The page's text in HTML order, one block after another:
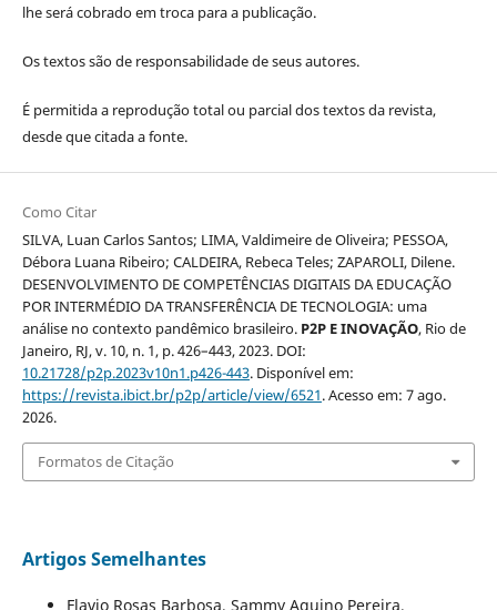
lhe será cobrado em troca para a publicação.
Os textos são de responsabilidade de seus autores.
É permitida a reprodução total ou parcial dos textos da revista,
desde que citada a fonte.
Como Citar
SILVA, Luan Carlos Santos; LIMA, Valdimeire de Oliveira; PESSOA,
Débora Luana Ribeiro; CALDEIRA, Rebeca Teles; ZAPAROLI, Dilene.
DESENVOLVIMENTO DE COMPETÊNCIAS DIGITAIS DA EDUCAÇÃO
POR INTERMÉDIO DA TRANSFERÊNCIA DE TECNOLOGIA: uma
análise no contexto pandêmico brasileiro. P2P E INOVAÇÃO, Rio de
Janeiro, RJ, v. 10, n. 1, p. 426–443, 2023. DOI:
10.21728/p2p.2023v10n1.p426-443. Disponível em:
https://revista.ibict.br/p2p/article/view/6521. Acesso em: 7 ago.
2026.
Formatos de Citação
Artigos Semelhantes
Flavio Rosas Barbosa, Sammy Aquino Pereira,